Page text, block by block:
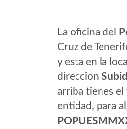
La oficina del
Cruz de
y esta en la
direccion
arriba tienes el
entidad, para